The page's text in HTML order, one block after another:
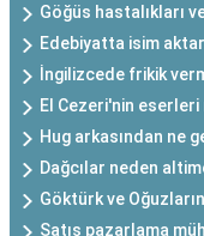
Göğüs hastalıkları
Edebiyatta isim
İngilizcede frikik
El Cezeri'nin
Hug arkasından ne
Dağcılar neden
Göktürk ve
Satış pazarlama